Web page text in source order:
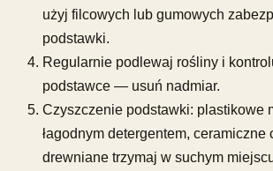
użyj filcowych lub gumowych
podstawki.
Regularnie podlewaj rośliny i
podstawce — usuń nadmiar.
Czyszczenie podstawki: plastikowe
łagodnym detergentem, ceramiczne
drewniane trzymaj w suchym